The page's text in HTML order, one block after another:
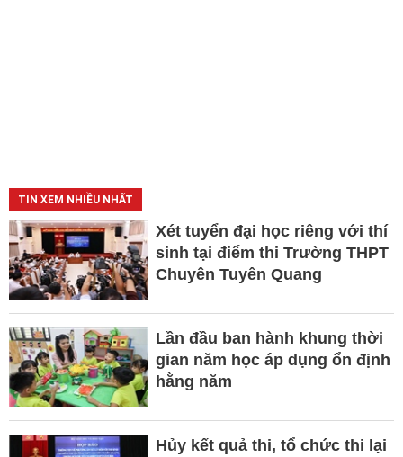
TIN XEM NHIỀU NHẤT
Xét tuyển đại học riêng với thí
sinh tại điểm thi Trường THPT
Chuyên Tuyên Quang
Lần đầu ban hành khung thời
gian năm học áp dụng ổn định
hằng năm
Hủy kết quả thi, tổ chức thi lại